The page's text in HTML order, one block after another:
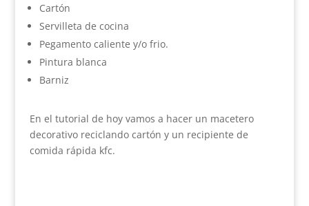
Cartón
Servilleta de cocina
Pegamento caliente y/o frio.
Pintura blanca
Barniz
En el tutorial de hoy vamos a hacer un macetero
decorativo reciclando cartón y un recipiente de
comida rápida kfc.